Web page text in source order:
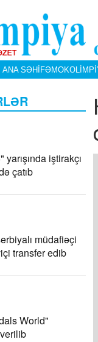
ANA SƏHIFƏMOK
iştirakçı
çatıb
müdafiəçi
transfer edib
World"